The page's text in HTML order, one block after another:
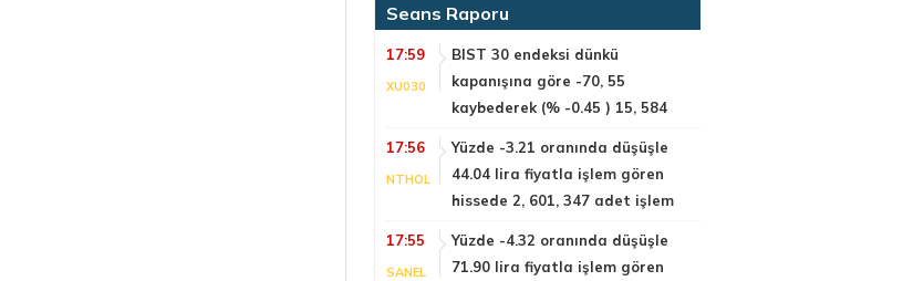
Seans Raporu
17:59
XU030
BIST 30 endeksi dünkü
kapanışına göre -70, 55
kaybederek (% -0.45 ) 15, 584
17:56
NTHOL
Yüzde -3.21 oranında düşüşle
44.04 lira fiyatla işlem gören
hissede 2, 601, 347 adet işlem
17:55
SANEL
Yüzde -4.32 oranında düşüşle
71.90 lira fiyatla işlem gören